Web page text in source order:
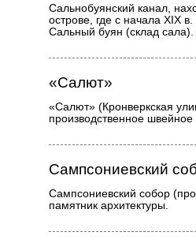
Сальнобуянский канал,
острове, где с начала XIX
Сальный буян (склад сала).
«Салют»
«Салют» (Кронверкская
производственное
Сампсониевский
Сампсониевский собор
памятник архитектуры.